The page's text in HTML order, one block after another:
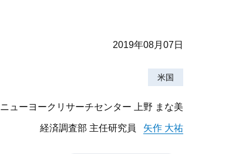
2019年08月07日
米国
ニューヨークリサーチセンター 上野 まな美
経済調査部 主任研究員 矢作 大祐